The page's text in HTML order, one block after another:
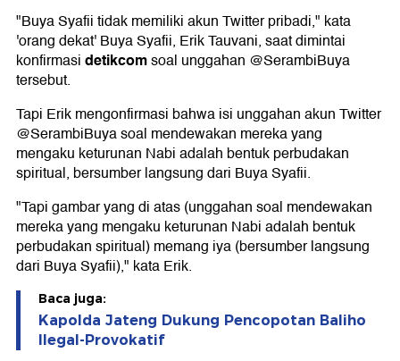
"Buya Syafii tidak memiliki akun Twitter pribadi," kata
'orang dekat' Buya Syafii, Erik Tauvani, saat dimintai
konfirmasidetikcomsoal unggahan @SerambiBuya
tersebut.
Tapi Erik mengonfirmasi bahwa isi unggahan akun Twitter
@SerambiBuya soal mendewakan mereka yang
mengaku keturunan Nabi adalah bentuk perbudakan
spiritual, bersumber langsung dari Buya Syafii.
"Tapi gambar yang di atas (unggahan soal mendewakan
mereka yang mengaku keturunan Nabi adalah bentuk
perbudakan spiritual) memang iya (bersumber langsung
dari Buya Syafii)," kata Erik.
Baca juga:
Kapolda Jateng Dukung Pencopotan Baliho
Ilegal-Provokatif